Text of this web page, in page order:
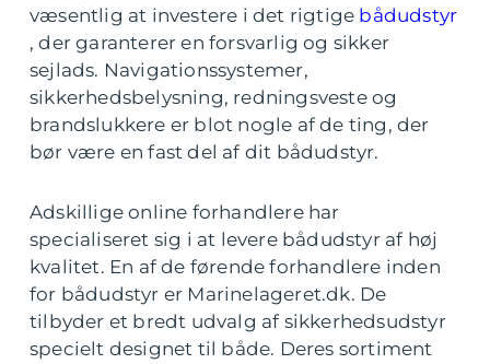
væsentlig at investere i det rigtige bådudstyr
, der garanterer en forsvarlig og sikker
sejlads. Navigationssystemer,
sikkerhedsbelysning, redningsveste og
brandslukkere er blot nogle af de ting, der
bør være en fast del af dit bådudstyr.
Adskillige online forhandlere har
specialiseret sig i at levere bådudstyr af høj
kvalitet. En af de førende forhandlere inden
for bådudstyr er Marinelageret.dk. De
tilbyder et bredt udvalg af sikkerhedsudstyr
specielt designet til både. Deres sortiment